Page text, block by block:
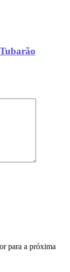
para a próxima